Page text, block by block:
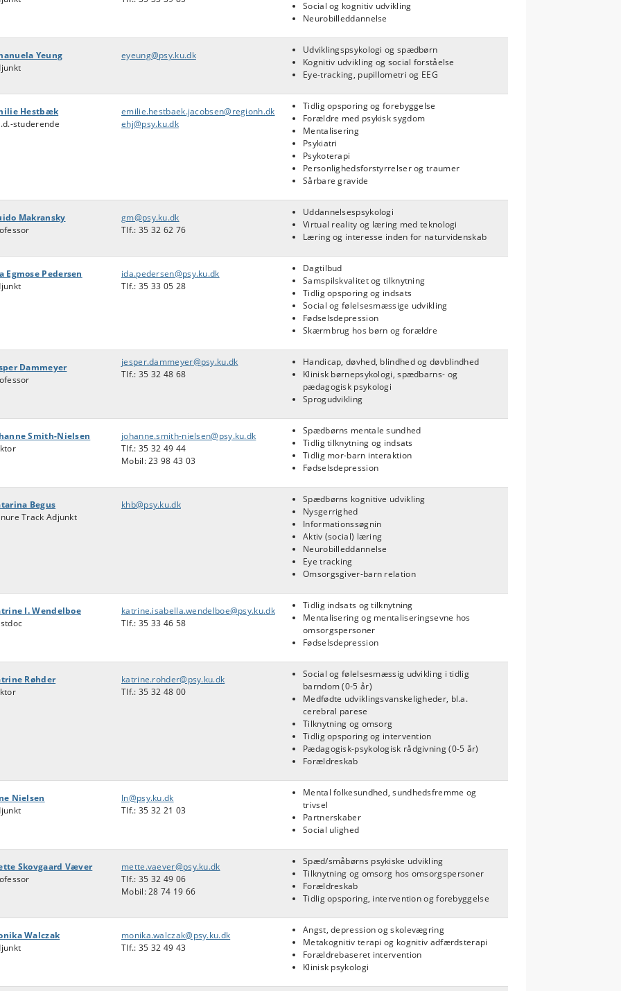
Social og kognitiv udvikling
Neurobilleddannelse
Yeung
eyeung@psy.ku.dk
Udviklingspsykologi og spædbørn
Kognitiv udvikling og social forståelse
Eye-tracking, pupillometri og EEG
Hestbæk
studerende
emilie.hestbaek.jacobsen@regionh.dk
ehj@psy.ku.dk
Tidlig opsporing og forebyggelse
Forældre med psykisk sygdom
Mentalisering
Psykiatri
Psykoterapi
Personlighedsforstyrrelser og traumer
Sårbare gravide
Makransky
gm@psy.ku.dk
Tlf.: 35 32 62 76
Uddannelsespsykologi
Virtual reality og læring med teknologi
Læring og interesse inden for naturvidenskab
Egmose Pedersen
ida.pedersen@psy.ku.dk
Tlf.: 35 33 05 28
Dagtilbud
Samspilskvalitet og tilknytning
Tidlig opsporing og indsats
Social og følelsesmæssige udvikling
Fødselsdepression
Skærmbrug hos børn og forældre
Dammeyer
jesper.dammeyer@psy.ku.dk
Tlf.: 35 32 48 68
Handicap, døvhed, blindhed og døvblindhed
Klinisk børnepsykologi, spædbarns- og
pædagogisk psykologi
Sprogudvikling
Smith-Nielsen
johanne.smith-nielsen@psy.ku.dk
Tlf.: 35 32 49 44
Mobil: 23 98 43 03
Spædbørns mentale sundhed
Tidlig tilknytning og indsats
Tidlig mor-barn interaktion
Fødselsdepression
Begus
Track Adjunkt
khb@psy.ku.dk
Spædbørns kognitive udvikling
Nysgerrighed
Informationssøgnin
Aktiv (social) læring
Neurobilleddannelse
Eye tracking
Omsorgsgiver-barn relation
I. Wendelboe
katrine.isabella.wendelboe@psy.ku.dk
Tlf.: 35 33 46 58
Tidlig indsats og tilknytning
Mentalisering og mentaliseringsevne hos
omsorgspersoner
Fødselsdepression
Røhder
katrine.rohder@psy.ku.dk
Tlf.: 35 32 48 00
Social og følelsesmæssig udvikling i tidlig
barndom (0-5 år)
Medfødte udviklingsvanskeligheder, bl.a.
cerebral parese
Tilknytning og omsorg
Tidlig opsporing og intervention
Pædagogisk-psykologisk rådgivning (0-5 år)
Forældreskab
Nielsen
ln@psy.ku.dk
Tlf.: 35 32 21 03
Mental folkesundhed, sundhedsfremme og
trivsel
Partnerskaber
Social ulighed
Skovgaard Væver
mette.vaever@psy.ku.dk
Tlf.: 35 32 49 06
Mobil: 28 74 19 66
Spæd/småbørns psykiske udvikling
Tilknytning og omsorg hos omsorgspersoner
Forældreskab
Tidlig opsporing, intervention og forebyggelse
Walczak
monika.walczak@psy.ku.dk
Tlf.: 35 32 49 43
Angst, depression og skolevægring
Metakognitiv terapi og kognitiv adfærdsterapi
Forældrebaseret intervention
Klinisk psykologi